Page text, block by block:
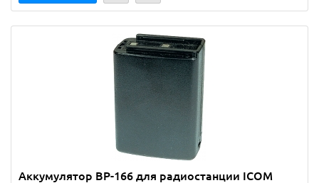
Аккумулятор ВР-166 для радиостанции ICOM